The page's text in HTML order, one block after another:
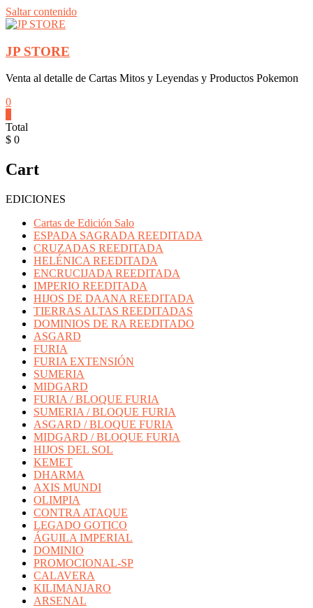
Saltar contenido
JP STORE
Venta al detalle de Cartas Mitos y Leyendas y Productos Pokemon
0
Total
$ 0
Cart
EDICIONES
Cartas de Edición Salo
ESPADA SAGRADA REEDITADA
CRUZADAS REEDITADA
HELÉNICA REEDITADA
ENCRUCIJADA REEDITADA
IMPERIO REEDITADA
HIJOS DE DAANA REEDITADA
TIERRAS ALTAS REEDITADAS
DOMINIOS DE RA REEDITADO
ASGARD
FURIA
FURIA EXTENSIÓN
SUMERIA
MIDGARD
FURIA / BLOQUE FURIA
SUMERIA / BLOQUE FURIA
ASGARD / BLOQUE FURIA
MIDGARD / BLOQUE FURIA
HIJOS DEL SOL
KEMET
DHARMA
AXIS MUNDI
OLIMPIA
CONTRA ATAQUE
LEGADO GOTICO
ÁGUILA IMPERIAL
DOMINIO
PROMOCIONAL-SP
CALAVERA
KILIMANJARO
ARSENAL